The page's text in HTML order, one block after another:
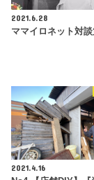
2021.6.28
ママイロネット対談
2021.4.16